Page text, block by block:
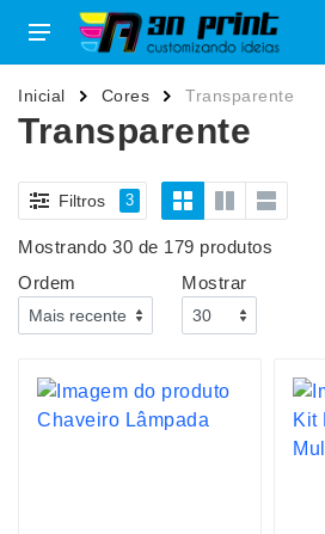
Inicial Cores Transparente
Transparente
Filtros 3
Mostrando 30 de 179 produtos
Ordem
Mostrar